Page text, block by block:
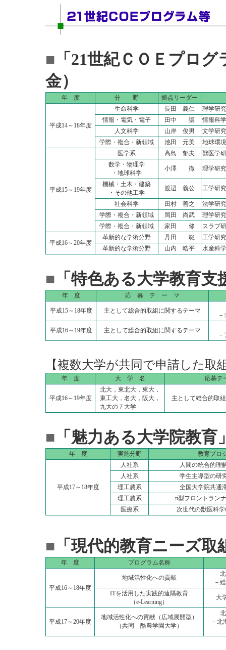
■ 「21世紀ＣＯＥプロ
金）
年 度 分 野 拠点リーダー
平成14～18年度
生命科学 長田 義仁
理学研
情報・電気・電子
田中 讓
情報科
人文科学
山岸 俊男
文学研
学際・複合・新領域
池田 元美 地球環
平成15～19年度
医学系 高島 郁夫
獣医学
数学・物理学
・地球科学
小澤 徹 理学研
機械・土木・建築
・その他工学
渡辺 義公 工学研
社会科学 田村 善之
法学研
学際・複合・新領域
岡田 尚武
理学研
学際・複合・新領域
家田 修 スラブ
平成16～20年度
革新的な学術分野 丹田 聡
工学研
革新的な学術分野
山内 晧平 水産科
■ 「特色ある大学教育
年 度 応 募 テ ー マ
平成15～18年度 主として総合的取組に関するテーマ
平成16～19年度 主として総合的取組に関するテーマ
【複数大学が共同で申請した取
年 度 大 学 名 応募テ
平成16～19年度
北大，東北大，東大，
東工大，名大，阪大，
九大の７大学
主として総合的取
■ 「魅力ある大学院教
年 度 実施分野 教育プロ
平成17～18年度
人社系
人間の統合的理
人社系
学生主導型の研
理工農系
全国大学院共通
理工農系
π型フロントラン
医療系
次世代の獣医科
■ 「現代的教育ニーズ
年 度 プログラム名称
平成16～18年度
地域活性化への貢献
－
ITを活用した実践的遠隔教育
（e-Learning）
大
平成17～20年度
地域活性化への貢献（広域展開型）
（共同 酪農学園大学）
－北